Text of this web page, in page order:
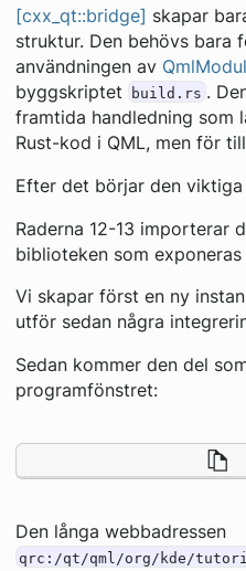
[cxx_qt::bridge] skapar
struktur. Den behövs bara
användningen av
byggskriptet
build.rs .
framtida handledning som
Rust-kod i QML, men för
Efter det börjar den viktiga
Raderna 12-13 importerar
biblioteken som
Vi skapar först en ny
utför sedan några
Sedan kommer den del
programfönstret:
Den långa webbadressen
qrc:/qt/qml/org/kde/